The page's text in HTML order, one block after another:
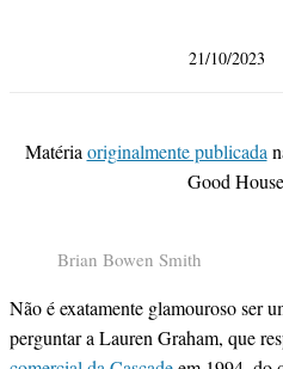
21/10/2023
Matériaoriginalmente publicada
Good
Brian Bowen Smith
Não é exatamente glamouroso ser
perguntar a Lauren Graham, que